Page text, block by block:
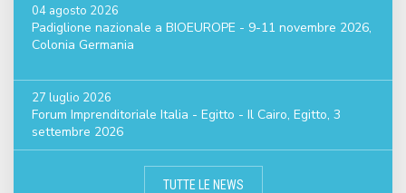
04 agosto 2026
Padiglione nazionale a BIOEUROPE - 9-11 novembre 2026,
Colonia Germania
27 luglio 2026
Forum Imprenditoriale Italia - Egitto - Il Cairo, Egitto, 3
settembre 2026
TUTTE LE NEWS